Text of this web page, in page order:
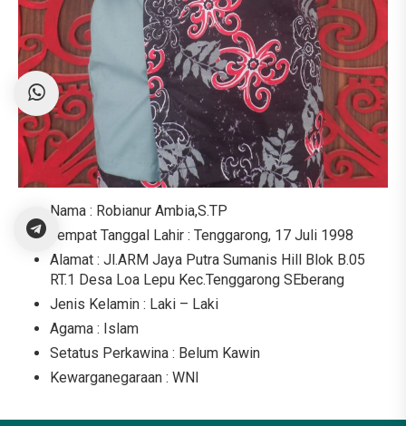
Nama : Robianur Ambia,S.TP
Tempat Tanggal Lahir : Tenggarong, 17 Juli 1998
Alamat : Jl.ARM Jaya Putra Sumanis Hill Blok B.05
RT.1 Desa Loa Lepu Kec.Tenggarong SEberang
Jenis Kelamin : Laki – Laki
Agama : Islam
Setatus Perkawina : Belum Kawin
Kewarganegaraan : WNI